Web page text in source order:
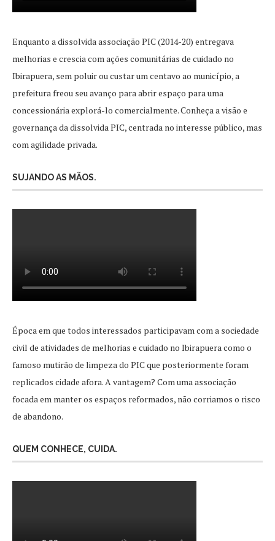
Enquanto a dissolvida associação PIC (2014-20) entregava
melhorias e crescia com ações comunitárias de cuidado no
Ibirapuera, sem poluir ou custar um centavo ao município, a
prefeitura freou seu avanço para abrir espaço para uma
concessionária explorá-lo comercialmente. Conheça a visão e
governança da dissolvida PIC, centrada no interesse público, mas
com agilidade privada.
SUJANDO AS MÃOS.
Época em que todos interessados participavam com a sociedade
civil de atividades de melhorias e cuidado no Ibirapuera como o
famoso mutirão de limpeza do PIC que posteriormente foram
replicados cidade afora. A vantagem? Com uma associação
focada em manter os espaços reformados, não corriamos o risco
de abandono.
QUEM CONHECE, CUIDA.